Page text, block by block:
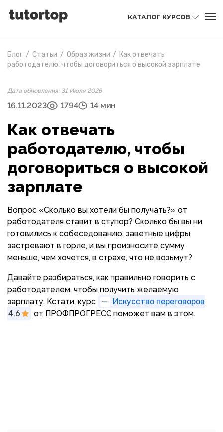
КАТАЛОГ КУРСОВ
Блог / Статьи / Образ жизни / Как отвечать
работодателю, чтобы договориться о высокой зарплате
Дата обновления: 31 Июля 2026
16.11.2023 1794 14 мин
Как отвечать
работодателю, чтобы
договориться о высокой
зарплате
Вопрос «Сколько вы хотели бы получать?» от
работодателя ставит в ступор? Сколько бы вы ни
готовились к собеседованию, заветные цифры
застревают в горле, и вы произносите сумму
меньше, чем хочется, в страхе, что не возьмут?
Давайте разбираться, как правильно говорить с
работодателем, чтобы получить желаемую
зарплату. Кстати, курс
Искусство переговоров
4.6
от ПРОФПРОГРЕСС поможет вам в этом.